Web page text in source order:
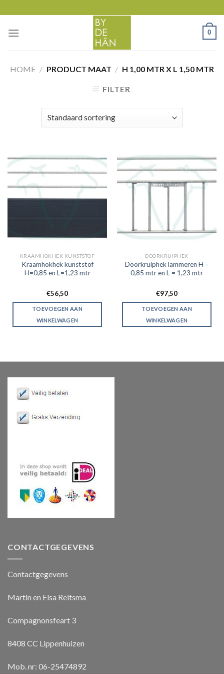
to
content
0
HOME / PRODUCT MAAT / H 1,00 MTR X L 1,50 MTR
FILTER
KRAAMHOKHEK KUNSTSTOF
Kraamhokhek kunststof
H=0,85 en L=1,23 mtr
€56,50
TOEVOEGEN AAN
WINKELWAGEN
DOORKRUIPHEK
Doorkruiphek lammeren H =
0,85 mtr en L = 1,23 mtr
€97,50
TOEVOEGEN AAN
WINKELWAGEN
CONTACTGEGEVENS
Contactgegevens
Martin en Elsa Reitsma
Compagnonsfeart 3
8408 CC Lippenhuizen
Mob. nr: 06-25474892